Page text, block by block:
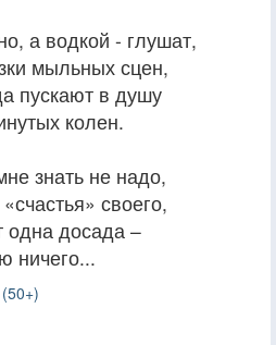
а водкой - глушат,
мыльных сцен,
пускают в душу
колен.
знать не надо,
своего,
одна досада –
ничего...